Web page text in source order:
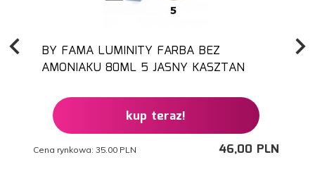
BY FAMA LUMINITY FARBA BEZ
AMONIAKU 80ML 5 JASNY KASZTAN
kup teraz!
46,00 PLN
Cena rynkowa: 35.00 PLN